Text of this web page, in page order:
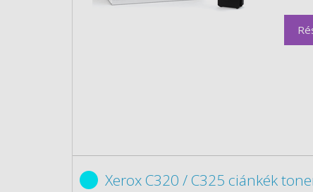
Xerox C320 / C325 ciánkék